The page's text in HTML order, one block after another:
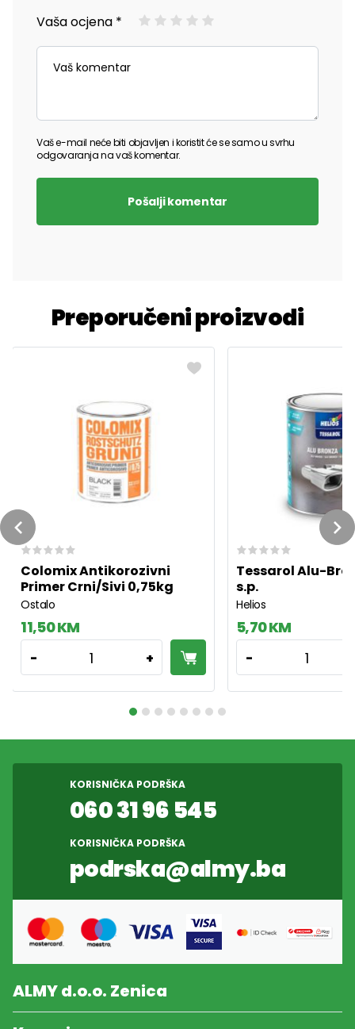
Vaša ocjena *
Vaš e-mail neće biti objavljen i koristit će se samo u svrhu
odgovaranja na vaš komentar.
Pošalji komentar
Preporučeni proizvodi
Colomix Antikorozivni
Primer Crni/Sivi 0,75kg
Ostalo
11,50 KM
- 1 +
Tessarol Alu-
s.p.
Helios
5,70 KM
- 1
Previous
KORISNIČKA PODRŠKA
060 31 96 545
KORISNIČKA PODRŠKA
podrska@almy.ba
ALMY d.o.o. Zenica